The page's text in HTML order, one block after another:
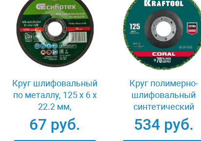
Круг шлифовальный
по металлу, 125 х 6 х
22.2 мм,
9%WA+75%A+16%B,
Сибртех 744007
67 руб.
Круг полимерно-
шлифовальный
синтетический
абразивный
125х22.2 мм Kraftool
534 руб.